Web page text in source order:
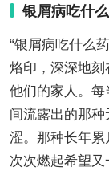
银屑病吃什
“银屑病吃什么
烙印，深深地
他们的家人。
间流露出的那
涩。那种长年累
次次燃起希望